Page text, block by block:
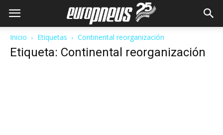
Inicio Etiquetas Continental reorganización
Etiqueta: Continental reorganización